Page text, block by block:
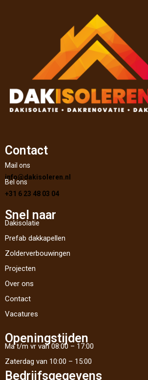
Contact
Mail ons
info@dakisoleren.nl
Bel ons
+31 6 23 48 03 04
Snel naar
Dakisolatie
Prefab dakkapellen
Zolderverbouwingen
Projecten
Over ons
Contact
Vacatures
Openingstijden
Ma t/m vr van 08:00 – 17:00
Zaterdag van 10:00 – 15:00
Bedrijfsgegevens